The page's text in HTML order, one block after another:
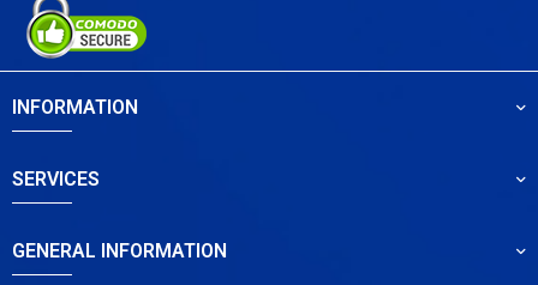
INFORMATION
SERVICES
GENERAL INFORMATION